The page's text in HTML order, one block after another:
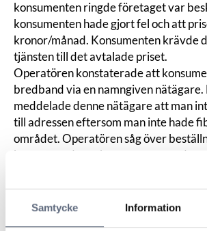
Samtycke Information
konsumenten ringde företaget var
konsumenten hade gjort fel och att
kronor/månad. Konsumenten krävde
tjänsten till det avtalade priset.
Operatören konstaterade att
bredband via en namngiven nätägare.
meddelade denne nätägare att man
till adressen eftersom man inte hade
området. Operatören såg över
konstaterade att konsumentens adress
annan nätägare. Man kontaktade
meddelade att det därför gällde
Operatören menade att eftersom